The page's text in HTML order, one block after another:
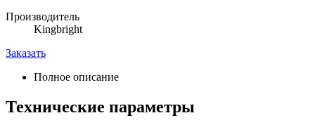
Производитель
Kingbright
Заказать
Полное описание
Технические параметры